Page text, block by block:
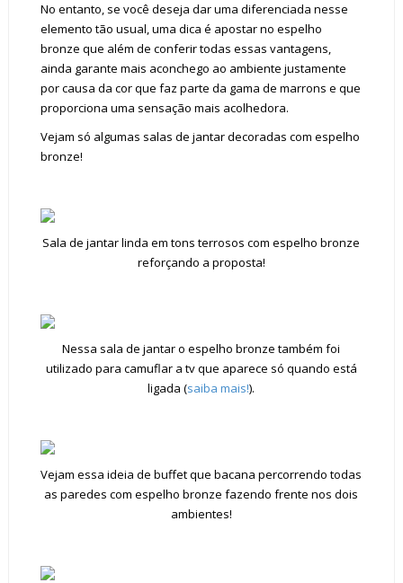
No entanto, se você deseja dar uma diferenciada nesse
elemento tão usual, uma dica é apostar no espelho
bronze que além de conferir todas essas vantagens,
ainda garante mais aconchego ao ambiente justamente
por causa da cor que faz parte da gama de marrons e que
proporciona uma sensação mais acolhedora.
Vejam só algumas salas de jantar decoradas com espelho
bronze!
Sala de jantar linda em tons terrosos com espelho bronze
reforçando a proposta!
Nessa sala de jantar o espelho bronze também foi
utilizado para camuflar a tv que aparece só quando está
ligada (saiba mais!).
Vejam essa ideia de buffet que bacana percorrendo todas
as paredes com espelho bronze fazendo frente nos dois
ambientes!